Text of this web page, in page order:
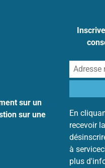
sur un
sur une
En
recevoir
à
plus